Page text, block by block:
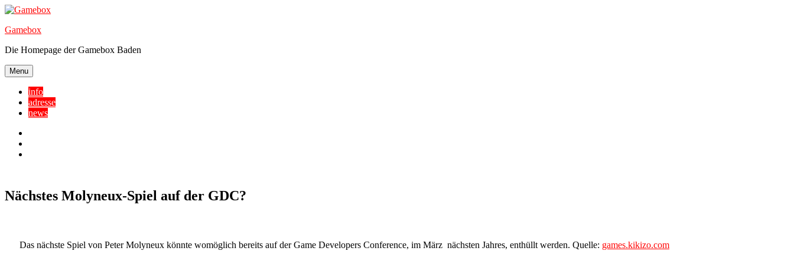
Skip
content
Gamebox
Die Homepage der Gamebox Baden
Menu
info
adresse
news
Nächstes Molyneux-Spiel auf der GDC?
Das nächste Spiel von Peter Molyneux könnte womöglich bereits auf der Game Developers Conference, im März nächsten Jahres, enthüllt werden. Quelle: games.kikizo.com